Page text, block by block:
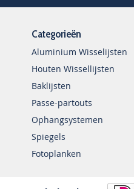
Categorieën
Aluminium Wisselijsten
Houten Wissellijsten
Baklijsten
Passe-partouts
Ophangsystemen
Spiegels
Fotoplanken